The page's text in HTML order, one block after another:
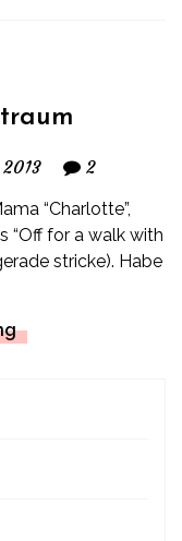
2
“Charlotte”,
“Off for a walk with
stricke). Habe